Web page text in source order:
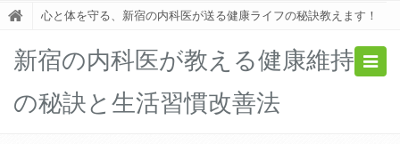
心と体を守る、新宿の内科医が送る健康ライフの秘訣教えます！
新宿の内科医が教える健康維持
の秘訣と生活習慣改善法